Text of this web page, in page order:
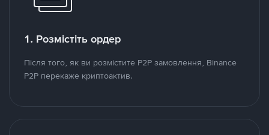
1. Розмістіть ордер
Після того, як ви розмістите P2P замовлення, Binance
P2P перекаже криптоактив.